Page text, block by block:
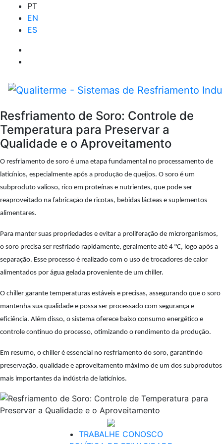
PT
EN
ES
Resfriamento de Soro: Controle de
Temperatura para Preservar a
Qualidade e o Aproveitamento
O resfriamento de soro é uma etapa fundamental no processamento de
laticínios, especialmente após a produção de queijos. O soro é um
subproduto valioso, rico em proteínas e nutrientes, que pode ser
reaproveitado na fabricação de ricotas, bebidas lácteas e suplementos
alimentares.
Para manter suas propriedades e evitar a proliferação de microrganismos,
o soro precisa ser resfriado rapidamente, geralmente até 4 °C, logo após a
separação. Esse processo é realizado com o uso de trocadores de calor
alimentados por água gelada proveniente de um chiller.
O chiller garante temperaturas estáveis e precisas, assegurando que o soro
mantenha sua qualidade e possa ser processado com segurança e
eficiência. Além disso, o sistema oferece baixo consumo energético e
controle contínuo do processo, otimizando o rendimento da produção.
Em resumo, o chiller é essencial no resfriamento do soro, garantindo
preservação, qualidade e aproveitamento máximo de um dos subprodutos
mais importantes da indústria de laticínios.
TRABALHE CONOSCO